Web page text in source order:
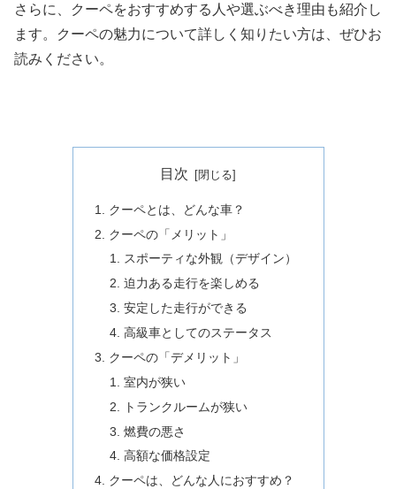
さらに、クーペをおすすめする人や選ぶべき理由も紹介し
ます。クーペの魅力について詳しく知りたい方は、ぜひお
読みください。
目次
クーペとは、どんな車？
クーペの「メリット」
スポーティな外観（デザイン）
迫力ある走行を楽しめる
安定した走行ができる
高級車としてのステータス
クーペの「デメリット」
室内が狭い
トランクルームが狭い
燃費の悪さ
高額な価格設定
クーペは、どんな人におすすめ？